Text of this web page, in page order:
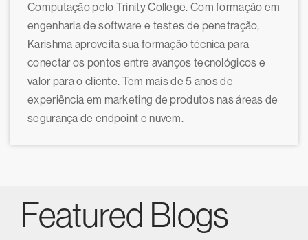
Computação pelo Trinity College. Com formação em
engenharia de software e testes de penetração,
Karishma aproveita sua formação técnica para
conectar os pontos entre avanços tecnológicos e
valor para o cliente. Tem mais de 5 anos de
experiência em marketing de produtos nas áreas de
segurança de endpoint e nuvem.
Featured Blogs